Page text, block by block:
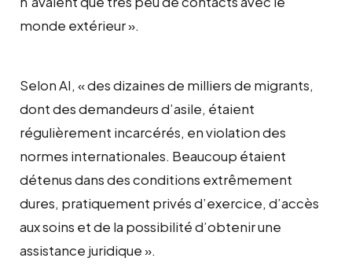
monde extérieur ».
Selon AI, « des dizaines de milliers de migrants,
dont des demandeurs d’asile, étaient
régulièrement incarcérés, en violation des
normes internationales. Beaucoup étaient
détenus dans des conditions extrêmement
dures, pratiquement privés d’exercice, d’accès
aux soins et de la possibilité d’obtenir une
assistance juridique ».